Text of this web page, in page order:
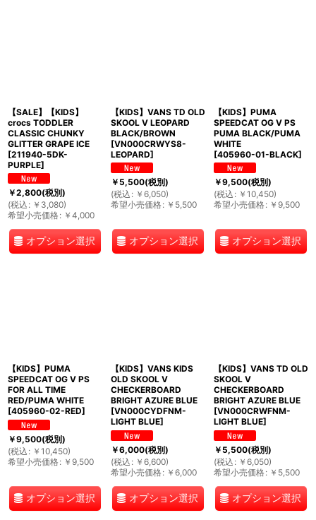
【SALE】【KIDS】
crocs TODDLER
CLASSIC CHUNKY
GLITTER GRAPE ICE
[211940-5DK-
PURPLE]
￥2,800(税別)
(税込 : ￥ 3,080)
希望小売価格: ￥ 4,000
オプション選択
【KIDS】VANS TD OLD
SKOOL V LEOPARD
BLACK/BROWN
[VN000CRWYS8-
LEOPARD]
￥5,500(税別)
(税込 : ￥ 6,050)
希望小売価格: ￥ 5,500
オプション選択
【KIDS】PUMA
SPEEDCAT OG V PS
PUMA BLACK/PUMA
WHITE
[405960-01-BLACK]
￥9,500(税別)
(税込 : ￥ 10,450)
希望小売価格: ￥ 9,500
オプション選択
【KIDS】PUMA
SPEEDCAT OG V PS
FOR ALL TIME
RED/PUMA WHITE
[405960-02-RED]
￥9,500(税別)
(税込 : ￥ 10,450)
希望小売価格: ￥ 9,500
オプション選択
【KIDS】VANS KIDS
OLD SKOOL V
CHECKERBOARD
BRIGHT AZURE BLUE
[VN000CYDFNM-
LIGHT BLUE]
￥6,000(税別)
(税込 : ￥ 6,600)
希望小売価格: ￥ 6,000
オプション選択
【KIDS】VANS TD OLD
SKOOL V
CHECKERBOARD
BRIGHT AZURE BLUE
[VN000CRWFNM-
LIGHT BLUE]
￥5,500(税別)
(税込 : ￥ 6,050)
希望小売価格: ￥ 5,500
オプション選択